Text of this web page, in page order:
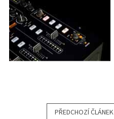
PŘEDCHOZÍ ČLÁNEK